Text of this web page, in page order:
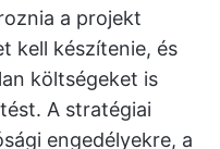
a projekt
kell készítenie, és
költségeket is
A stratégiai
engedélyekre, a